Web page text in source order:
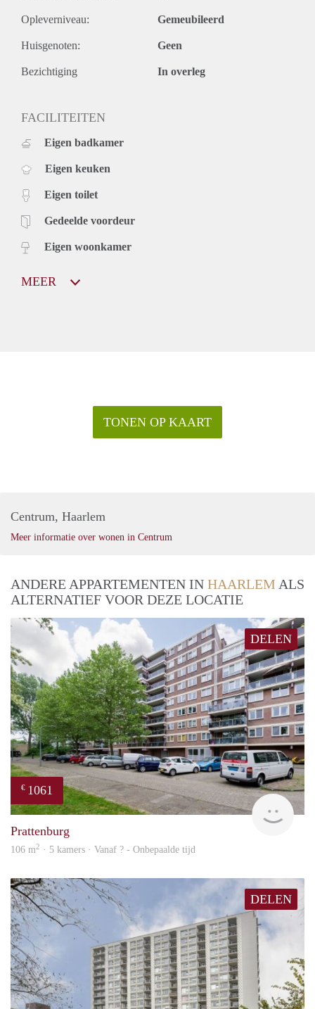
Opleverniveau: Gemeubileerd
Huisgenoten: Geen
Bezichtiging In overleg
FACILITEITEN
Eigen badkamer
Eigen keuken
Eigen toilet
Gedeelde voordeur
Eigen woonkamer
MEER
TONEN OP KAART
Centrum, Haarlem
Meer informatie over wonen in Centrum
ANDERE APPARTEMENTEN IN HAARLEM ALS
ALTERNATIEF VOOR DEZE LOCATIE
DELEN
€ 1061
Prattenburg
106 m2 · 5 kamers · Vanaf ? - Onbepaalde tijd
DELEN